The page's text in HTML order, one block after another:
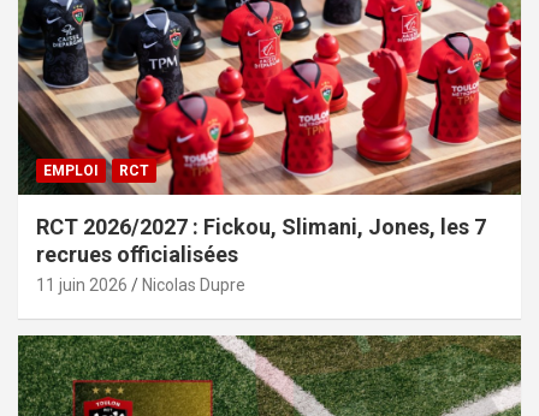
EMPLOI RCT
RCT 2026/2027 : Fickou, Slimani, Jones, les 7
recrues officialisées
11 juin 2026 Nicolas Dupre